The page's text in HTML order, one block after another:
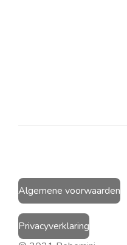
Algemene voorwaarden
Privacyverklaring